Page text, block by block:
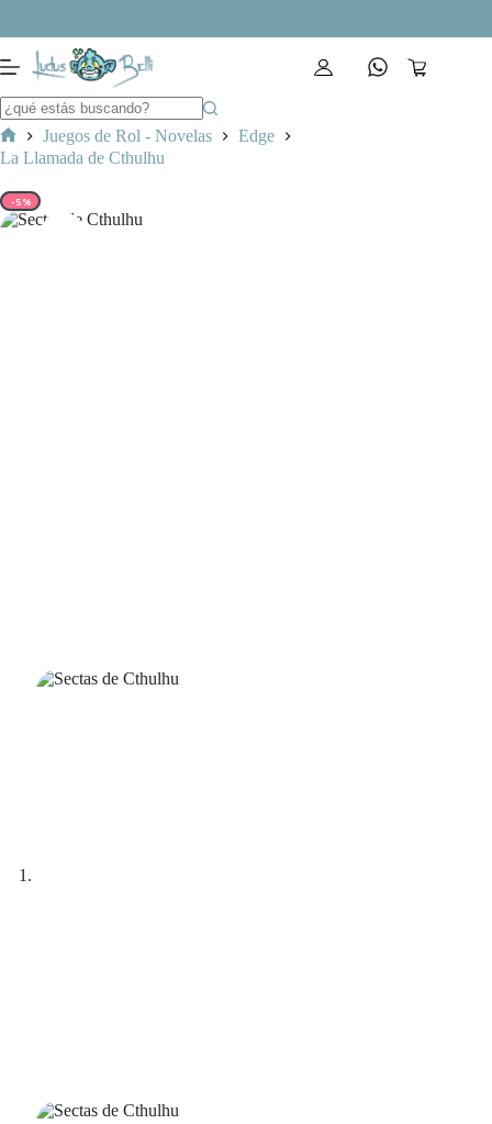
contenido
Carro
Inicio
Juegos de Rol - Novelas
Edge
La Llamada de Cthulhu
-5%